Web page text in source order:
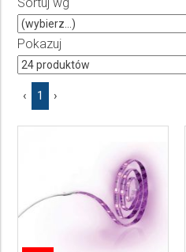
Producent
Wybierz producenta
Cena
Pokazuj
‹ 1 ›